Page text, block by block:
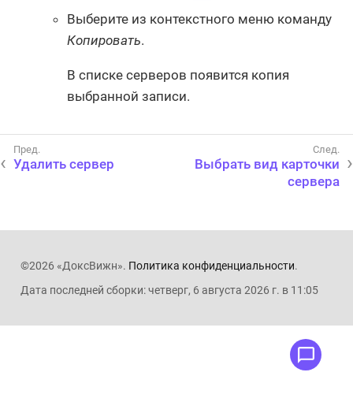
Выберите из контекстного меню команду
Копировать.
В списке серверов появится копия
выбранной записи.
Удалить сервер
Выбрать вид карточки
сервера
©2026 «ДоксВижн». Политика конфиденциальности.
Дата последней сборки: четверг, 6 августа 2026 г. в 11:05